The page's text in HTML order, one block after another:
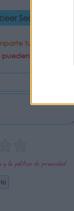
Season llega
tu opinión:
escribir
y la política de privacidad